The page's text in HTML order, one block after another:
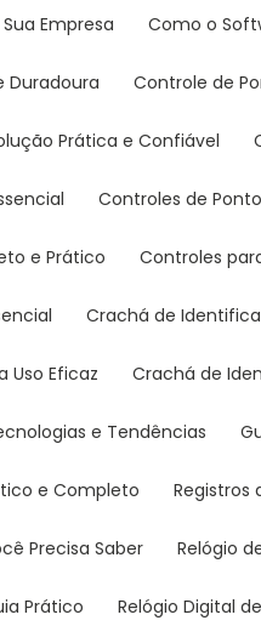
Empresa Como o
Duradoura Controle de
Prática e Confiável
Controles de
e Prático Controles
Crachá de
Uso Eficaz Crachá de
e Tendências
e Completo
Precisa Saber Relógio
Prático Relógio Digital